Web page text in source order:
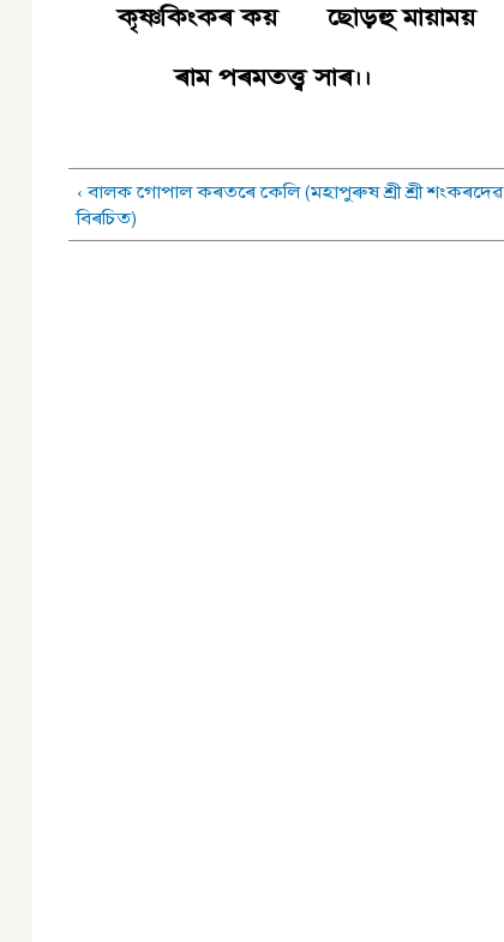
কৃষ্ণকিংকৰ কয় ছােড়হু মায়াময়
ৰাম পৰমতত্ত্ব সাৰ।।
‹ বালক গােপাল কৰতৰে কেলি (মহাপুৰুষ শ্ৰী শ্ৰী শংকৰদেৱ
বিৰচিত)